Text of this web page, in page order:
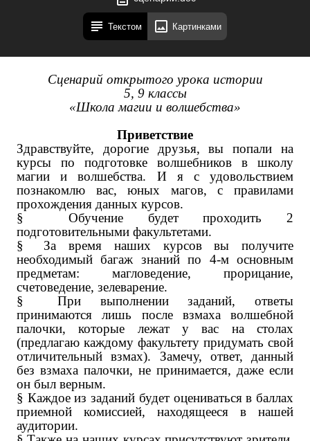
Текстом Картинками
Сценарий открытого урока истории
5, 9 классы
«Школа магии и волшебства»
Приветствие
Здравствуйте, дорогие друзья, вы попали на
курсы по подготовке волшебников в школу
магии и волшебства. И я с удовольствием
познакомлю вас, юных магов, с правилами
прохождения данных курсов.
§
Обучение будет проходить 2
подготовительными факультетами.
§
За время наших курсов вы получите
необходимый багаж знаний по 4-м основным
предметам: магловедение, прорицание,
счетоведение, зелеварение.
§
При выполнении заданий, ответы
принимаются лишь после взмаха волшебной
палочки, которые лежат у вас на столах
(предлагаю каждому факультету придумать свой
отличительный взмах). Замечу, ответ, данный
без взмаха палочки, не принимается, даже если
он был верным.
§ Каждое из заданий будет оцениваться в баллах
приемной комиссией, находящееся в нашей
аудитории.